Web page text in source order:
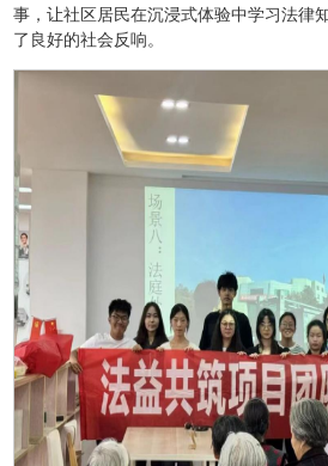
事，让社区居民在沉浸式体验中学习法律
了良好的社会反响。